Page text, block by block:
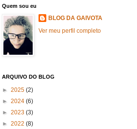
Quem sou eu
BLOG DA GAIVOTA
Ver meu perfil completo
ARQUIVO DO BLOG
► 2025 (2)
► 2024 (6)
► 2023 (3)
► 2022 (8)